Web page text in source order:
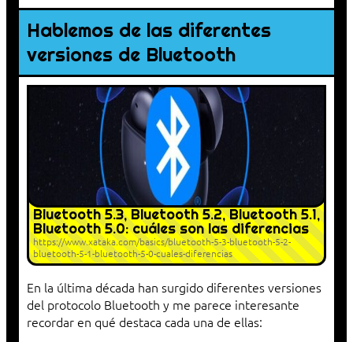
Hablemos de las diferentes
versiones de Bluetooth
Bluetooth 5.3, Bluetooth 5.2, Bluetooth 5.1,
Bluetooth 5.0: cuáles son las diferencias
https://www.xataka.com/basics/bluetooth-5-3-bluetooth-5-2-
bluetooth-5-1-bluetooth-5-0-cuales-diferencias
En la última década han surgido diferentes versiones
del protocolo Bluetooth y me parece interesante
recordar en qué destaca cada una de ellas: